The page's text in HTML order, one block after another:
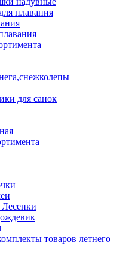
плавания
для санок
Лесенки
товаров летнего